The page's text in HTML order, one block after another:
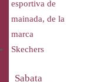
Sabata